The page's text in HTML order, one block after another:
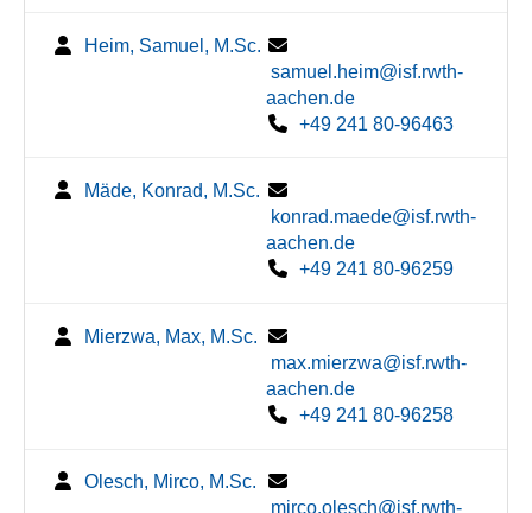
Heim, Samuel, M.Sc.
samuel.heim@isf.rwth-
aachen.de
+49 241 80-96463
Mäde, Konrad, M.Sc.
konrad.maede@isf.rwth-
aachen.de
+49 241 80-96259
Mierzwa, Max, M.Sc.
max.mierzwa@isf.rwth-
aachen.de
+49 241 80-96258
Olesch, Mirco, M.Sc.
mirco.olesch@isf.rwth-